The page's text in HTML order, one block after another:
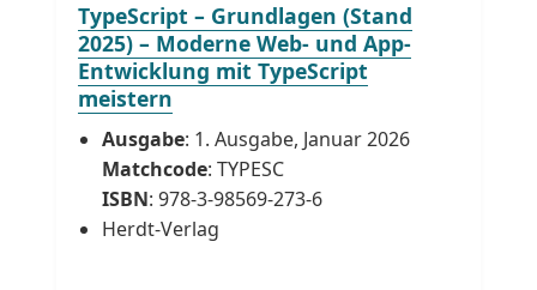
TypeScript – Grundlagen (Stand
2025) – Moderne Web- und App-
Entwicklung mit TypeScript
meistern
Ausgabe: 1. Ausgabe, Januar 2026
Matchcode: TYPESC
ISBN: 978-3-98569-273-6
Herdt-Verlag